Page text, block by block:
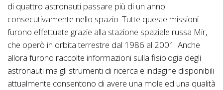
di quattro astronauti passare più di un anno
consecutivamente nello spazio. Tutte queste missioni
furono effettuate grazie alla stazione spaziale russa Mir,
che operò in orbita terrestre dal 1986 al 2001. Anche
allora furono raccolte informazioni sulla fisiologia degli
astronauti ma gli strumenti di ricerca e indagine disponibili
attualmente consentono di avere una mole ed una qualità